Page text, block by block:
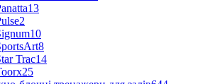
13
2
10
8
Trac14
25